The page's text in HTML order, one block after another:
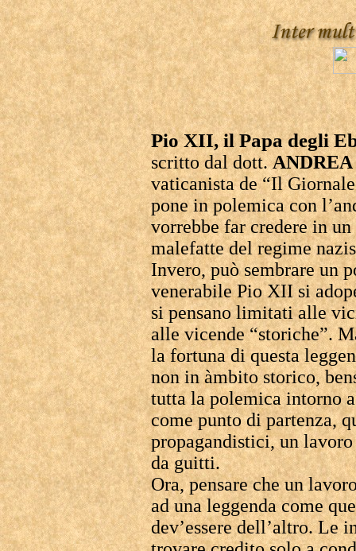
Pio XII, il Papa degli
scritto dal dott.
vaticanista de “Il
pone in polemica con
vorrebbe far credere in
malefatte del regime
Invero, può sembrare un
venerabile Pio XII si
si pensano limitati alle
alle vicende “storiche”.
la fortuna di questa
non in àmbito storico,
tutta la polemica intorno
come punto di partenza,
propagandistici, un
da guitti.
Ora, pensare che un
ad una leggenda come
dev’essere dell’altro. Le